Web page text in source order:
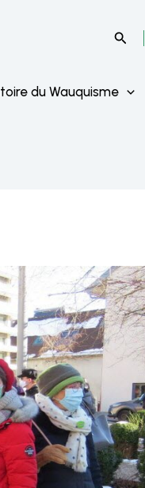
du Wauquisme